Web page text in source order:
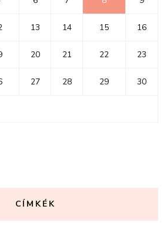
13 14 15 16
20 21 22 23
27 28 29 30
CÍMKÉK